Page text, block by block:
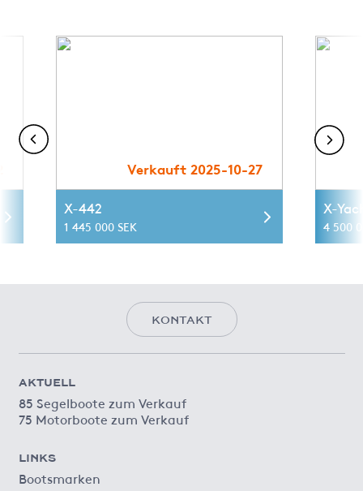
Verkauft 2025-10-27
X-442
1 445 000 SEK
X-
4 500
KONTAKT
AKTUELL
85 Segelboote zum Verkauf
75 Motorboote zum Verkauf
LINKS
Bootsmarken